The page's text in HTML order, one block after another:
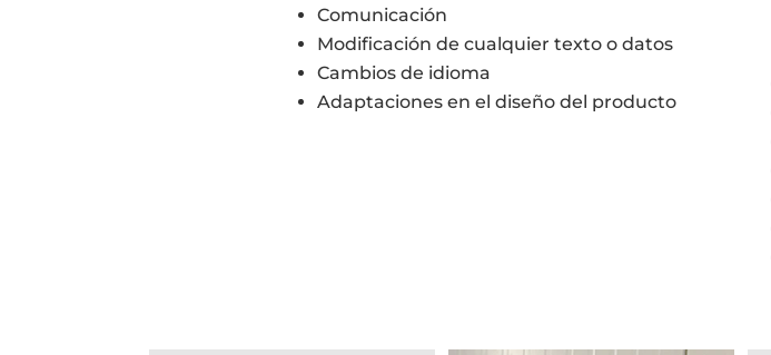
Comunicación
Modificación de cualquier texto o datos
Cambios de idioma
Adaptaciones en el diseño del producto